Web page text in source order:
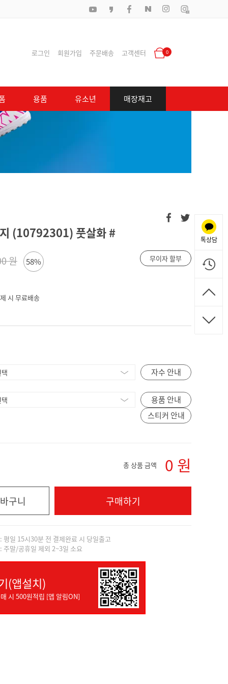
로그인 회원가입 주문배송 고객센터 0
용품 유소년 매장재고
(10792301) 풋살화 #
원 58% 무이자 할부
시 무료배송
자수 안내
용품 안내
스티커 안내
총 상품 금액 0 원
구니 구매하기
평일 15시30분 전 결제완료 시 당일출고
주말/공휴일 제외 2~3일 소요
(앱설치)
시 500원적립 [앱 알림ON]
톡상담